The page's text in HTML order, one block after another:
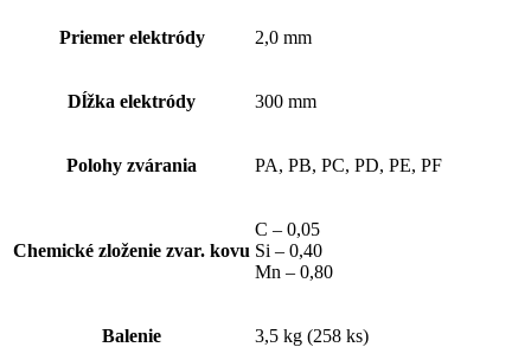
Priemer elektródy 2,0 mm
Dĺžka elektródy 300 mm
Polohy zvárania PA, PB, PC, PD, PE, PF
Chemické zloženie zvar. kovu
C – 0,05
Si – 0,40
Mn – 0,80
Balenie 3,5 kg (258 ks)